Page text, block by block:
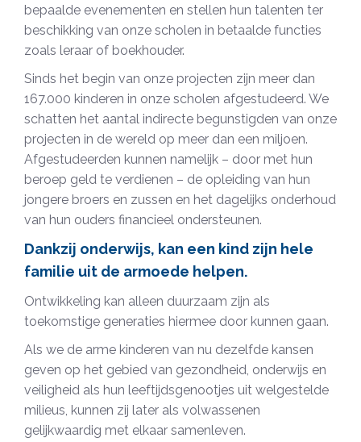
bepaalde evenementen en stellen hun talenten ter
beschikking van onze scholen in betaalde functies
zoals leraar of boekhouder.
Sinds het begin van onze projecten zijn meer dan
167.000 kinderen in onze scholen afgestudeerd. We
schatten het aantal indirecte begunstigden van onze
projecten in de wereld op meer dan een miljoen.
Afgestudeerden kunnen namelijk – door met hun
beroep geld te verdienen – de opleiding van hun
jongere broers en zussen en het dagelijks onderhoud
van hun ouders financieel ondersteunen.
Dankzij onderwijs, kan een kind zijn hele
familie uit de armoede helpen.
Ontwikkeling kan alleen duurzaam zijn als
toekomstige generaties hiermee door kunnen gaan.
Als we de arme kinderen van nu dezelfde kansen
geven op het gebied van gezondheid, onderwijs en
veiligheid als hun leeftijdsgenootjes uit welgestelde
milieus, kunnen zij later als volwassenen
gelijkwaardig met elkaar samenleven.